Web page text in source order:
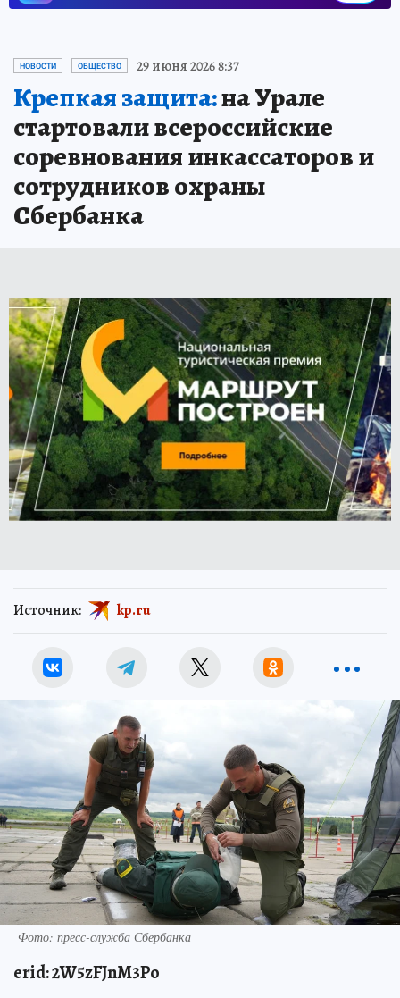
НОВОСТИ ОБЩЕСТВО 29 июня 2026 8:37
Крепкая защита:на Урале
стартовали всероссийские
соревнования инкассаторов и
сотрудников охраны
Сбербанка
Источник: kp.ru
Фото: пресс-служба Сбербанка
erid: 2W5zFJnM3Po